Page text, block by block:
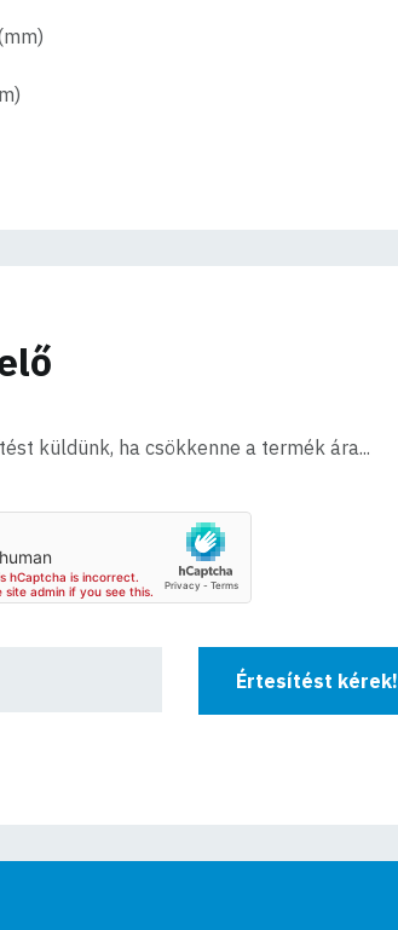
küldünk, ha csökkenne a termék ára...
Értesítést kérek!